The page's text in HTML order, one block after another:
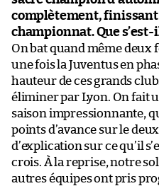
complètement,
championnat. Que s’est-
On bat quand même deux
une fois la Juventus en
hauteur de ces grands
éliminer par Lyon. On fait
saison impressionnante,
points d’avance sur le
d’explication sur ce qu’il
crois. À la reprise, notre
autres équipes ont pris